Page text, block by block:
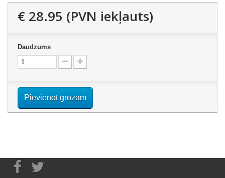
€ 28.95 (PVN iekļauts)
Daudzums
Pievienot grozam